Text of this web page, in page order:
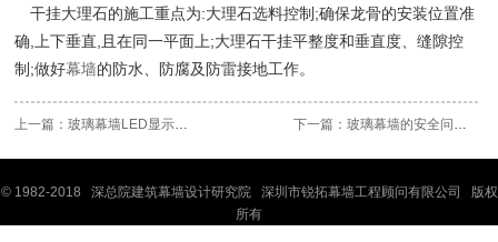
干挂大理石的施工重点为:大理石选料控制;确保龙骨的安装位置准
确,上下垂直,且在同一平面上;大理石干挂平整度和垂直度、缝隙控
制;做好幕墙的防水、防腐及防雷接地工作。
上一篇：玻璃幕墙LED显示屏原理及应用领域 下一篇： 玻璃幕墙的安全问题分析与建议
© 1982-2018 深总院建筑幕墙设计研究院 深圳市锐拓幕墙工程顾问有限公司 版权
所有